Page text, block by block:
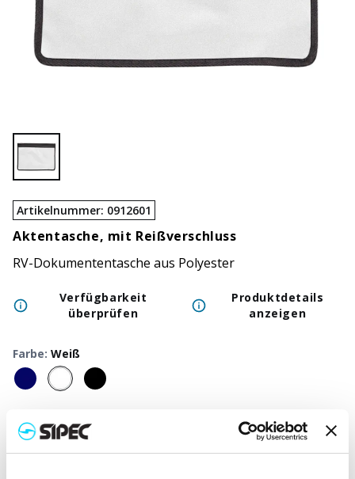
Artikelnummer: 0912601
Aktentasche, mit Reißverschluss
RV-Dokumententasche aus Polyester
Verfügbarkeit
überprüfen
Produktdetails
anzeigen
Farbe: Weiß
500 + 1000
Neutraler Preis
2,400€ 2,400
Druckpreis
3,482€ 3,430€ 3,377€ 3,327€ 3,282€